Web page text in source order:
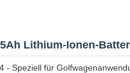
Lithium-Ionen-
Speziell für